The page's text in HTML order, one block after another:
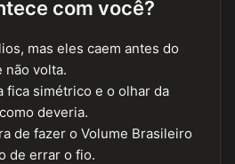
com você?
mas eles caem antes do
não volta.
fica simétrico e o olhar da
deveria.
de fazer o Volume Brasileiro
de errar o fio.